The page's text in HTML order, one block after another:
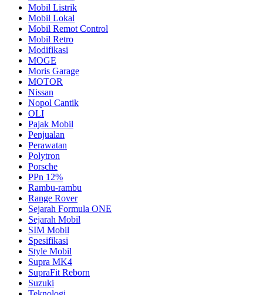
Mobil Listrik
Mobil Lokal
Mobil Remot Control
Mobil Retro
Modifikasi
MOGE
Moris Garage
MOTOR
Nissan
Nopol Cantik
OLI
Pajak Mobil
Penjualan
Perawatan
Polytron
Porsche
PPn 12%
Rambu-rambu
Range Rover
Sejarah Formula ONE
Sejarah Mobil
SIM Mobil
Spesifikasi
Style Mobil
Supra MK4
SupraFit Reborn
Suzuki